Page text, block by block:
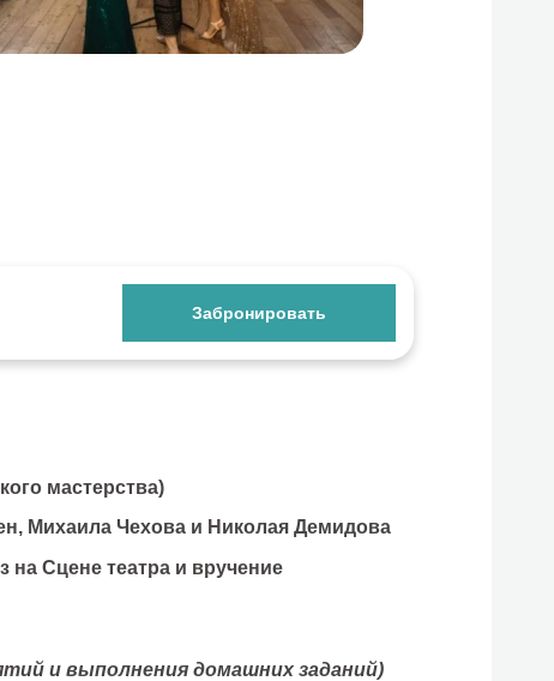
Забронировать
мастерства)
Михаила Чехова и Николая Демидова
на Сцене театра и вручение
и выполнения домашних заданий)